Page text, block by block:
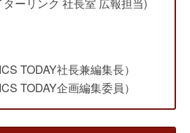
ターリンク 社長室 広報担当)
TODAY社長兼編集長）
TODAY企画編集委員）